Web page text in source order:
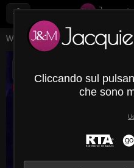
Webcam Live Giovani Donne
Disconnesso
Cliccando sul
che sono